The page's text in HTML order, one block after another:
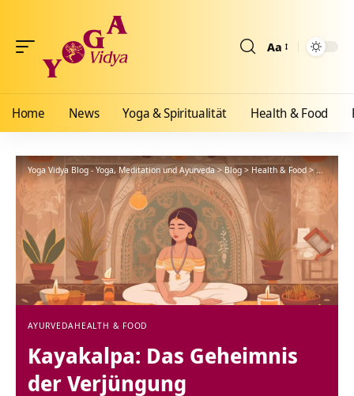
Aa
Home News Yoga & Spiritualität Health & Food
Yoga Vidya Blog - Yoga, Meditation und Ayurveda>Blog> Health & Food> Ayurveda
AYURVEDAHEALTH & FOOD
Kayakalpa: Das Geheimnis
der Verjüngung